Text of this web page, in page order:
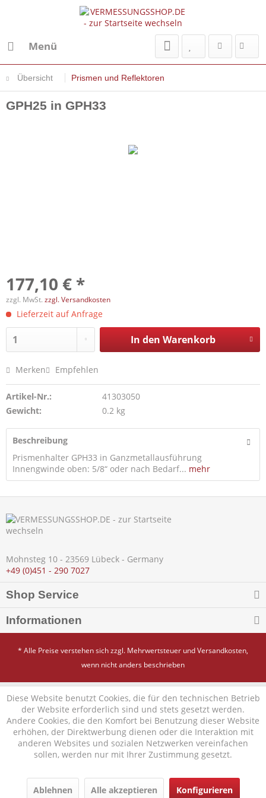
Menü
Übersicht Prismen und Reflektoren
GPH25 in GPH33
177,10 € *
zzgl. MwSt. zzgl. Versandkosten
Lieferzeit auf Anfrage
In den Warenkorb
Merken Empfehlen
Artikel-Nr.:
41303050
Gewicht:
0.2 kg
Beschreibung
Prismenhalter GPH33 in Ganzmetallausführung
Innengwinde oben: 5/8“ oder nach Bedarf... mehr
Mohnsteg 10 - 23569 Lübeck - Germany
+49 (0)451 - 290 7027
Shop Service
Informationen
* Alle Preise verstehen sich zzgl. Mehrwertsteuer undVersandkosten,
wenn nicht anders beschrieben
Diese Website benutzt Cookies, die für den technischen Betrieb
der Website erforderlich sind und stets gesetzt werden.
Andere Cookies, die den Komfort bei Benutzung dieser Website
erhöhen, der Direktwerbung dienen oder die Interaktion mit
anderen Websites und sozialen Netzwerken vereinfachen
sollen, werden nur mit Ihrer Zustimmung gesetzt.
Ablehnen Alle akzeptieren Konfigurieren